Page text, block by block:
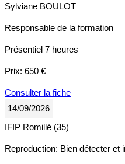
Sylviane BOULOT
Responsable de la formation
Présentiel 7 heures
Prix: 650 €
Consulter la fiche
14/09/2026
IFIP Romillé (35)
Reproduction: Bien détecter et